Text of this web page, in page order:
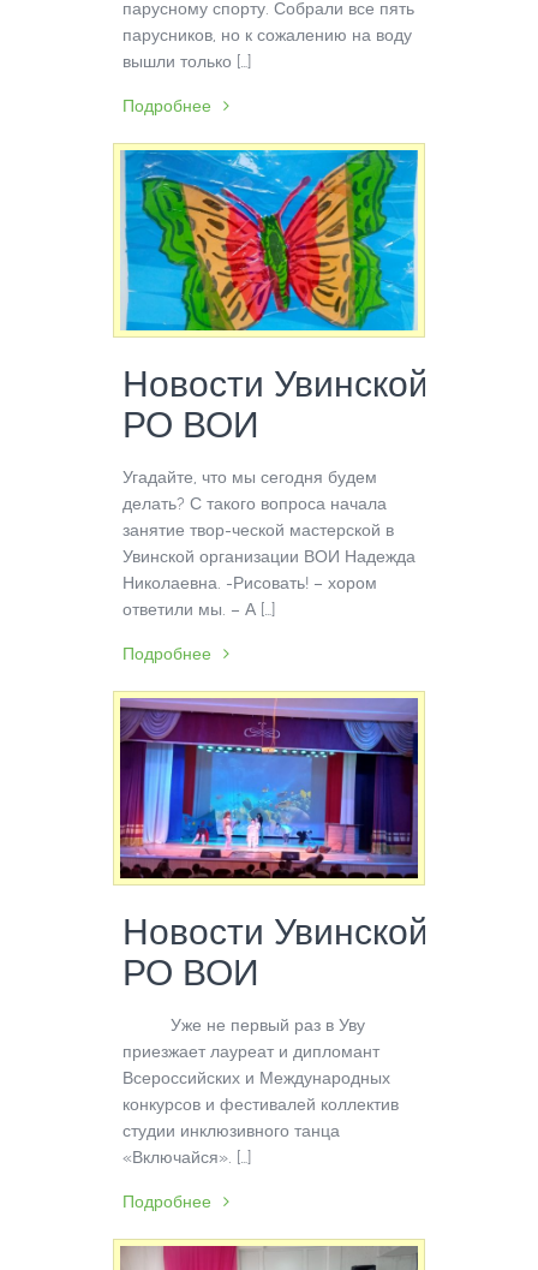
парусному спорту. Собрали все пять
парусников, но к сожалению на воду
вышли только […]
Подробнее
Новости Увинской
РО ВОИ
Угадайте, что мы сегодня будем
делать? С такого вопроса начала
занятие твор-ческой мастерской в
Увинской организации ВОИ Надежда
Николаевна. -Рисовать! – хором
ответили мы. – А […]
Подробнее
Новости Увинской
РО ВОИ
Уже не первый раз в Уву
приезжает лауреат и дипломант
Всероссийских и Международных
конкурсов и фестивалей коллектив
студии инклюзивного танца
«Включайся». […]
Подробнее